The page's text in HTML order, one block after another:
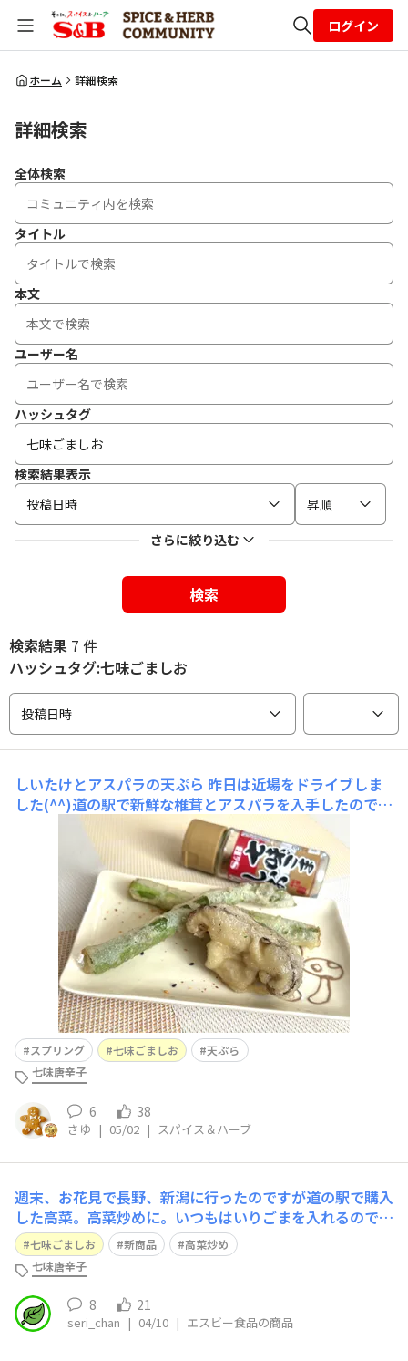
全体検索
ログイン
ホーム 詳細検索
詳細検索
全体検索
タイトル
本文
ユーザー名
ハッシュタグ
検索結果表示
投稿日時
昇順
さらに絞り込む
検索
検索結果 7 件
ハッシュタグ:七味ごましお
投稿日時
しいたけとアスパラの天ぷら 昨日は近場をドライブしま
した(^^)道の駅で新鮮な椎茸とアスパラを入手したので、
まずは天ぷらにしてみました。七味ごましおを振りかけ
て…いただきます！
スプリング 七味ごましお
天ぷら
七味唐辛子
6 38
さゆ | 05/02 | スパイス＆ハーブ
週末、お花見で長野、新潟に行ったのですが道の駅で購入
した高菜。高菜炒めに。いつもはいりごまを入れるのです
が使い切っていたらしくストック魔の私にしては珍しくス
トックも無し🥹七味ごましおで代用。七味とごま、塩がい
い塩梅で良かったです✨お弁当に早速✌️
七味ごましお 新商品
高菜炒め
七味唐辛子
8 21
seri_chan | 04/10 | エスビー食品の商品